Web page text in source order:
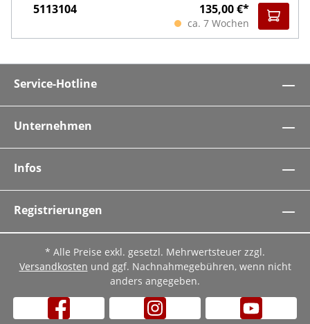
5113104 135,00 €*
ca. 7 Wochen
Service-Hotline
Unternehmen
Infos
Registrierungen
* Alle Preise exkl. gesetzl. Mehrwertsteuer zzgl.
Versandkosten und ggf. Nachnahmegebühren, wenn nicht
anders angegeben.